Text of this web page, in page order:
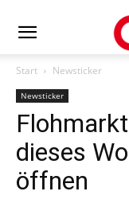
Start Newsticker
Newsticker
dieses
öffnen